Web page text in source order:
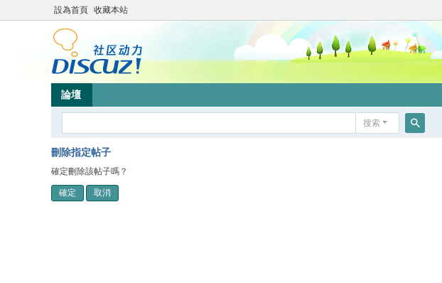
設為首頁 收藏本站
論壇
搜索
刪除指定帖子
確定刪除該帖子嗎？
確定 取消